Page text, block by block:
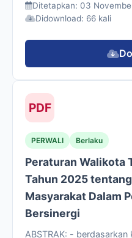
Ditetapkan: 03
Didownload: 66 kali
PDF
PERWALI Berlaku
Peraturan Walikota
Tahun 2025
Masyarakat Dalam
Bersinergi
ABSTRAK: -